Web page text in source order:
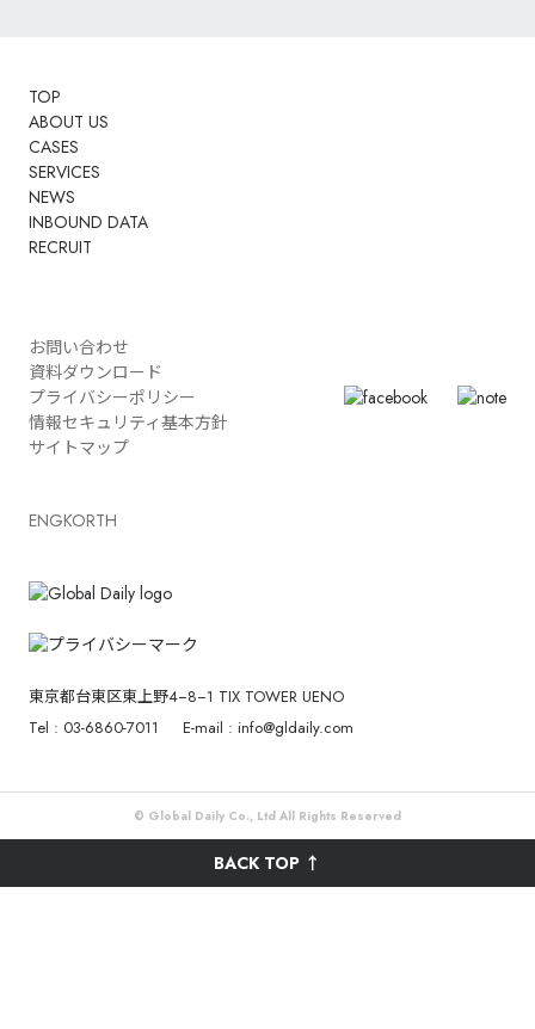
TOP
ABOUT US
CASES
SERVICES
NEWS
INBOUND DATA
RECRUIT
お問い合わせ
資料ダウンロード
プライバシーポリシー
情報セキュリティ基本方針
サイトマップ
ENGKORTH
東京都台東区東上野4−8−1 TIX TOWER UENO
Tel : 03-6860-7011
E-mail : info@gldaily.com
© Global Daily Co., Ltd All Rights Reserved
BACK TOP ↑